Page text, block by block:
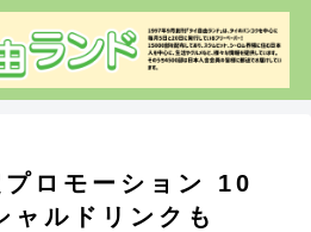
ロモーション 10
ャルドリンクも